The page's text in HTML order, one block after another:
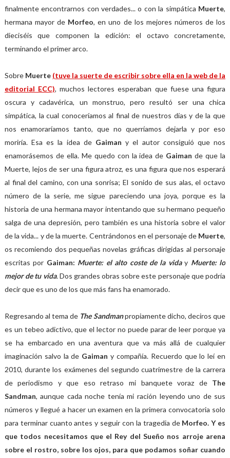
finalmente encontrarnos con verdades... o con la simpática Muerte,
hermana mayor de Morfeo, en uno de los mejores números de los
dieciséis que componen la edición: el octavo concretamente,
terminando el primer arco.
Sobre Muerte (tuve la suerte de escribir sobre ella en la web de la
editorial ECC), muchos lectores esperaban que fuese una figura
oscura y cadavérica, un monstruo, pero resultó ser una chica
simpática, la cual conoceríamos al final de nuestros días y de la que
nos enamoraríamos tanto, que no querríamos dejarla y por eso
moriría. Esa es la idea de Gaimany el autor consiguió que nos
enamorásemos de ella. Me quedo con la idea de Gaimande que la
Muerte, lejos de ser una figura atroz, es una figura que nos esperará
al final del camino, con una sonrisa; El sonido de sus alas, el octavo
número de la serie, me sigue pareciendo una joya, porque es la
historia de una hermana mayor intentando que su hermano pequeño
salga de una depresión, pero también es una historia sobre el valor
de la vida... y de la muerte. Centrándonos en el personaje de Muerte,
os recomiendo dos pequeñas novelas gráficas dirigidas al personaje
escritas por Gaiman: Muerte: el alto coste de la viday Muerte: lo
mejor de tu vida.Dos grandes obras sobre este personaje que podría
decir que es uno de los que más fans ha enamorado.
Regresando al tema de The Sandmanpropiamente dicho, deciros que
es un tebeo adictivo, que el lector no puede parar de leer porque ya
se ha embarcado en una aventura que va más allá de cualquier
imaginación salvo la de Gaimany compañía. Recuerdo que lo leí en
2010, durante los exámenes del segundo cuatrimestre de la carrera
de periodismo y que eso retraso mi banquete voraz de The
Sandman, aunque cada noche tenía mi ración leyendo uno de sus
números y llegué a hacer un examen en la primera convocatoria solo
para terminar cuanto antes y seguir con la tragedia de Morfeo. Y es
que todos necesitamos que el Rey del Sueño nos arroje arena
sobre el rostro, sobre los ojos, para que podamos soñar cuando